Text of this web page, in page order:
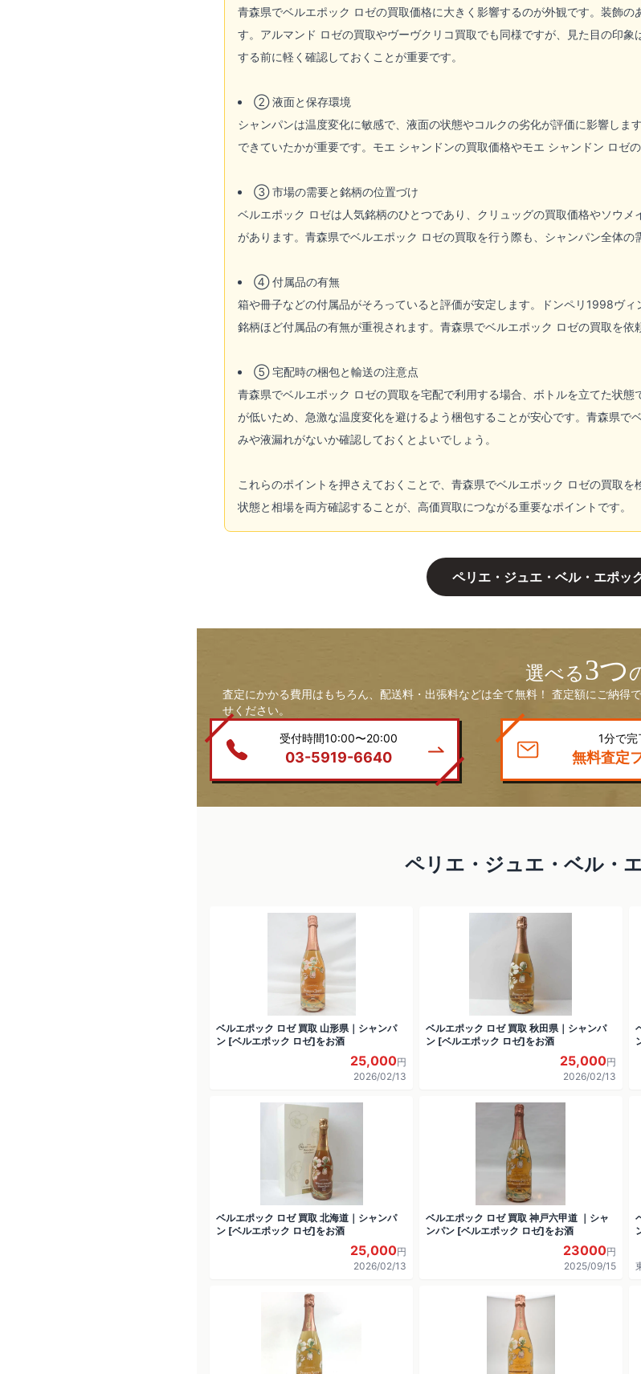
青森県でベルエポック ロゼの買取価格に大きく影響するのが外観です。装飾
す。アルマンド ロゼの買取やヴーヴクリコ買取でも同様ですが、見た目の印
する前に軽く確認しておくことが重要です。
② 液面と保存環境
シャンパンは温度変化に敏感で、液面の状態やコルクの劣化が評価に影響し
できていたかが重要です。モエ シャンドンの買取価格やモエ シャンドン ロゼ
③ 市場の需要と銘柄の位置づけ
ベルエポック ロゼは人気銘柄のひとつであり、クリュッグの買取価格やソウ
があります。青森県でベルエポック ロゼの買取を行う際も、シャンパン全体の
④ 付属品の有無
箱や冊子などの付属品がそろっていると評価が安定します。ドンペリ1998ヴ
銘柄ほど付属品の有無が重視されます。青森県でベルエポック ロゼの買取を依
⑤ 宅配時の梱包と輸送の注意点
青森県でベルエポック ロゼの買取を宅配で利用する場合、ボトルを立てた状
が低いため、急激な温度変化を避けるよう梱包することが安心です。青森県
みや液漏れがないか確認しておくとよいでしょう。
これらのポイントを押さえておくことで、青森県でベルエポック ロゼの買取
状態と相場を両方確認することが、高価買取につながる重要なポイントです。
ペリエ・ジュエ・ベル・エポッ
選べる3つ
査定にかかる費用はもちろん、配送料・出張料などは全て無料！ 査定額にご納
せください。
受付時間10:00〜20:00
03-5919-6640
1分で完
無料査定
ペリエ・ジュエ・ベル・
ベルエポック ロゼ 買取 山形県｜シャンパ
ン [ベルエポック ロゼ]をお酒
25,000円
2026/02/13
ベルエポック ロゼ 買取 秋田県｜シャンパ
ン [ベルエポック ロゼ]をお酒
25,000円
2026/02/13
ベルエポック ロゼ 買取 北海道｜シャンパ
ン [ベルエポック ロゼ]をお酒
25,000円
2026/02/13
ベルエポック ロゼ 買取 神戸六甲道 ｜シャ
ンパン [ベルエポック ロゼ]をお酒
23000円
2025/09/15